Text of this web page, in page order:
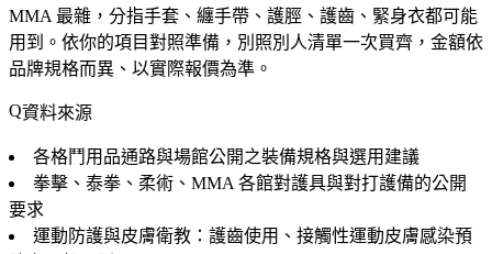
MMA 最雜，分指手套、纏手帶、護脛、護齒、緊身衣都可能
用到。依你的項目對照準備，別照別人清單一次買齊，金額依
品牌規格而異、以實際報價為準。
資料來源
各格鬥用品通路與場館公開之裝備規格與選用建議
拳擊、泰拳、柔術、MMA 各館對護具與對打護備的公開
要求
運動防護與皮膚衛教：護齒使用、接觸性運動皮膚感染預